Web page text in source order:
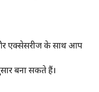
एक्सेसरीज के साथ आप
बना सकते हैं।